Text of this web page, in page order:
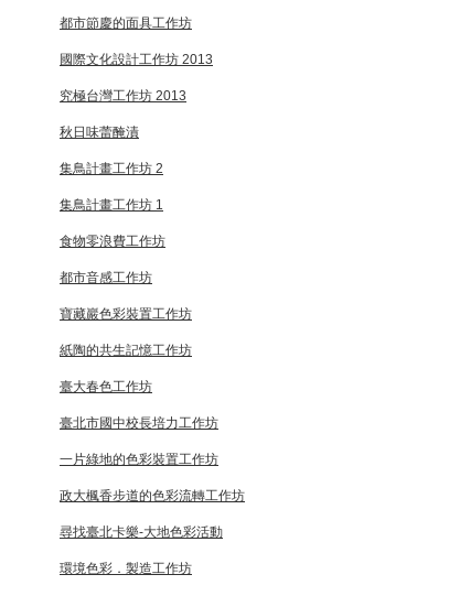
都市節慶的面具工作坊
國際文化設計工作坊 2013
究極台灣工作坊 2013
秋日味蕾醃漬
集鳥計畫工作坊 2
集鳥計畫工作坊 1
食物零浪費工作坊
都市音感工作坊
寶藏巖色彩裝置工作坊
紙陶的共生記憶工作坊
臺大春色工作坊
臺北市國中校長培力工作坊
一片綠地的色彩裝置工作坊
政大楓香步道的色彩流轉工作坊
尋找臺北卡樂-大地色彩活動
環境色彩．製造工作坊